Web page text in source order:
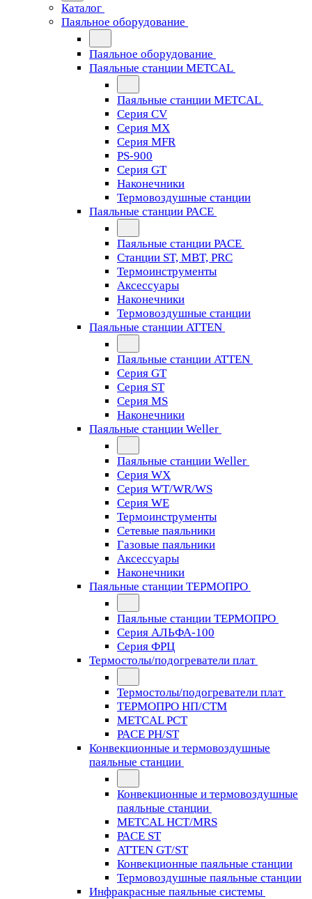
Каталог
Паяльное оборудование
Паяльное оборудование
Паяльные станции METCAL
Паяльные станции METCAL
Серия CV
Серия MX
Серия MFR
PS-900
Серия GT
Наконечники
Термовоздушные станции
Паяльные станции PACE
Паяльные станции PACE
Станции ST, MBT, PRC
Термоинструменты
Аксессуары
Наконечники
Термовоздушные станции
Паяльные станции ATTEN
Паяльные станции ATTEN
Серия GT
Серия ST
Серия MS
Наконечники
Паяльные станции Weller
Паяльные станции Weller
Серия WX
Серия WT/WR/WS
Серия WE
Термоинструменты
Сетевые паяльники
Газовые паяльники
Аксессуары
Наконечники
Паяльные станции ТЕРМОПРО
Паяльные станции ТЕРМОПРО
Серия АЛЬФА-100
Серия ФРЦ
Термостолы/подогреватели плат
Термостолы/подогреватели плат
ТЕРМОПРО НП/СТМ
METCAL PCT
PACE PH/ST
Конвекционные и термовоздушные
паяльные станции
Конвекционные и термовоздушные
паяльные станции
METCAL HCT/MRS
PACE ST
ATTEN GT/ST
Конвекционные паяльные станции
Термовоздушные паяльные станции
Инфракрасные паяльные системы